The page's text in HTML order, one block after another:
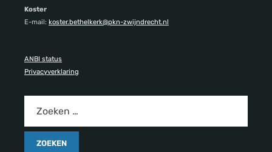
Koster
E-mail: koster.bethelkerk@pkn-zwijndrecht.nl
ANBI status
Privacyverklaring